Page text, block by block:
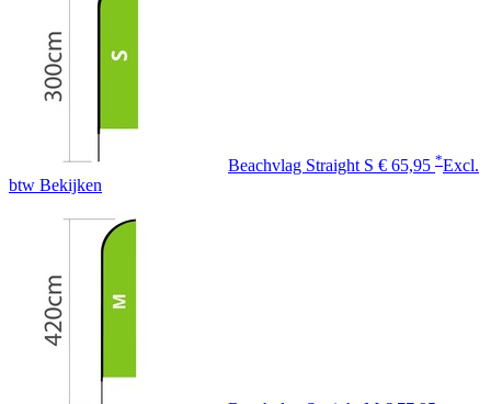
Beachvlag Straight S € 65,95 *Excl.
btw Bekijken